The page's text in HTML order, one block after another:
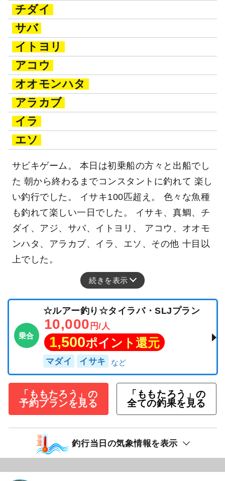
チダイ
サバ
イトヨリ
アコウ
オオモンハタ
アラカブ
イラ
エソ
サビキゲーム。 本日は初乗船の方々と出船でし
た 朝から終わるまでコンスタントに釣れて 楽し
い釣行でした。 イサキ100匹超え。 色々な魚種
も釣れて楽しい一日でした。 イサキ、真鯛、チ
ダイ、アジ、サバ、イトヨリ、 アコウ、オオモ
ンハタ、アラカブ、イラ、エソ、その他 十目以
上でした。
続きを表示
乗合
☆ルアー釣り☆タイラバ・SLJプラン
10,000 円/人
1,500ポイント還元
マダイ イサキ
「ももたろう」の
予約プランを見る
「ももたろう」の
全ての釣果を見る
釣行当日の気象情報を表示